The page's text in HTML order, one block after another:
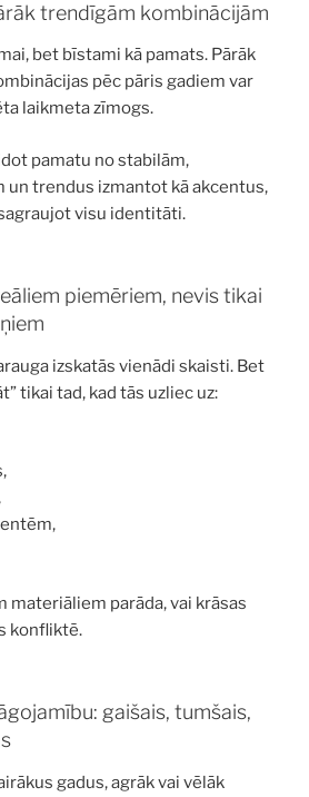
trendīgām kombinācijām
bet bīstami kā pamats. Pārāk
pēc pāris gadiem var
laikmeta zīmogs.
pamatu no stabilām,
un trendus izmantot kā akcentus,
visu identitāti.
piemēriem, nevis tikai
izskatās vienādi skaisti. Bet
tikai tad, kad tās uzliec uz:
materiāliem parāda, vai krāsas
konfliktē.
gaišais, tumšais,
gadus, agrāk vai vēlāk